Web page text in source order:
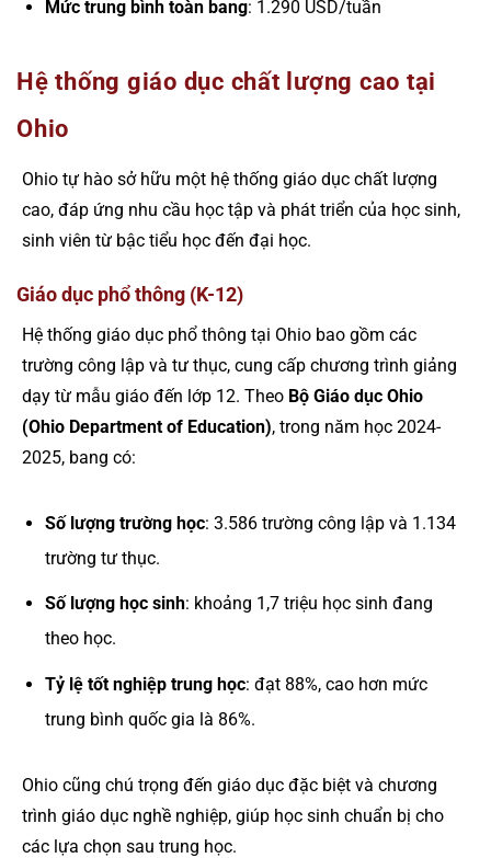
Mức trung bình toàn bang: 1.290 USD/tuần
Hệ thống giáo dục chất lượng cao tại
Ohio
Ohio tự hào sở hữu một hệ thống giáo dục chất lượng
cao, đáp ứng nhu cầu học tập và phát triển của học sinh,
sinh viên từ bậc tiểu học đến đại học.
Giáo dục phổ thông (K-12)
Hệ thống giáo dục phổ thông tại Ohio bao gồm các
trường công lập và tư thục, cung cấp chương trình giảng
dạy từ mẫu giáo đến lớp 12. Theo Bộ Giáo dục Ohio
(Ohio Department of Education), trong năm học 2024-
2025, bang có:
Số lượng trường học: 3.586 trường công lập và 1.134
trường tư thục.
Số lượng học sinh: khoảng 1,7 triệu học sinh đang
theo học.
Tỷ lệ tốt nghiệp trung học: đạt 88%, cao hơn mức
trung bình quốc gia là 86%.
Ohio cũng chú trọng đến giáo dục đặc biệt và chương
trình giáo dục nghề nghiệp, giúp học sinh chuẩn bị cho
các lựa chọn sau trung học.